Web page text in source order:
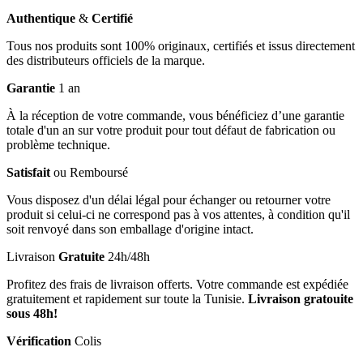
Authentique & Certifié
Tous nos produits sont 100% originaux, certifiés et issus directement
des distributeurs officiels de la marque.
Garantie 1 an
À la réception de votre commande, vous bénéficiez d’une garantie
totale d'un an sur votre produit pour tout défaut de fabrication ou
problème technique.
Satisfait ou Remboursé
Vous disposez d'un délai légal pour échanger ou retourner votre
produit si celui-ci ne correspond pas à vos attentes, à condition qu'il
soit renvoyé dans son emballage d'origine intact.
Livraison Gratuite 24h/48h
Profitez des frais de livraison offerts. Votre commande est expédiée
gratuitement et rapidement sur toute la Tunisie. Livraison gratouite
sous 48h!
Vérification Colis